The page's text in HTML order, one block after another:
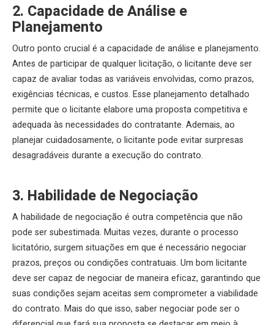
2. Capacidade de Análise e
Planejamento
Outro ponto crucial é a capacidade de análise e planejamento.
Antes de participar de qualquer licitação, o licitante deve ser
capaz de avaliar todas as variáveis envolvidas, como prazos,
exigências técnicas, e custos. Esse planejamento detalhado
permite que o licitante elabore uma proposta competitiva e
adequada às necessidades do contratante. Ademais, ao
planejar cuidadosamente, o licitante pode evitar surpresas
desagradáveis durante a execução do contrato.
3. Habilidade de Negociação
A habilidade de negociação é outra competência que não
pode ser subestimada. Muitas vezes, durante o processo
licitatório, surgem situações em que é necessário negociar
prazos, preços ou condições contratuais. Um bom licitante
deve ser capaz de negociar de maneira eficaz, garantindo que
suas condições sejam aceitas sem comprometer a viabilidade
do contrato. Mais do que isso, saber negociar pode ser o